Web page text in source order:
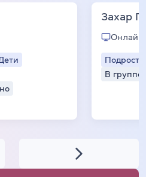
Захар
Онлайн
В группе